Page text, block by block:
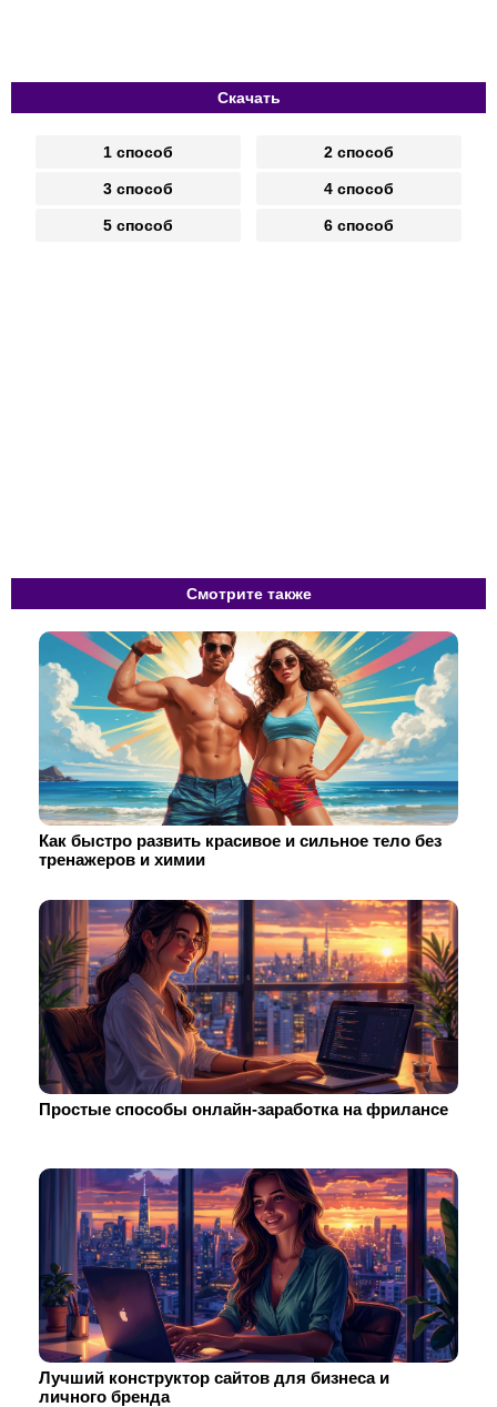
Скачать
1 способ 2 способ
3 способ 4 способ
5 способ 6 способ
Смотрите также
Как быстро развить красивое и сильное тело без
тренажеров и химии
Простые способы онлайн-заработка на фрилансе
Лучший конструктор сайтов для бизнеса и
личного бренда